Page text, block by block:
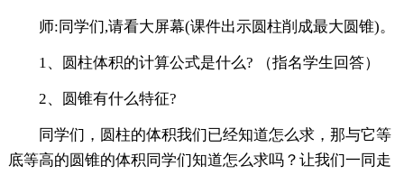
师:同学们,请看大屏幕(课件出示圆柱削成最大圆锥)。
1、圆柱体积的计算公式是什么? （指名学生回答）
2、圆锥有什么特征?
同学们，圆柱的体积我们已经知道怎么求，那与它等
底等高的圆锥的体积同学们知道怎么求吗？让我们一同走